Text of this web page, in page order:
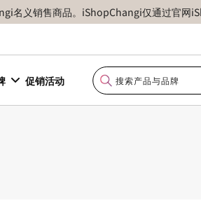
名义销售商品。iShopChangi仅通过官网
促销活动